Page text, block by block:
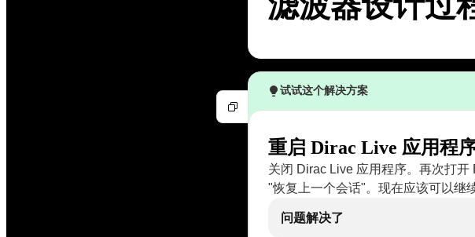
试试这个解决方案
重启 Dirac Live 应用程
关闭 Dirac Live 应用程序。再次打
"恢复上一个会话"。现在应该可以继
问题解决了